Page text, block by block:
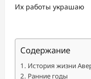
Их работы украшаю
Содержание
История жизни
Ранние годы